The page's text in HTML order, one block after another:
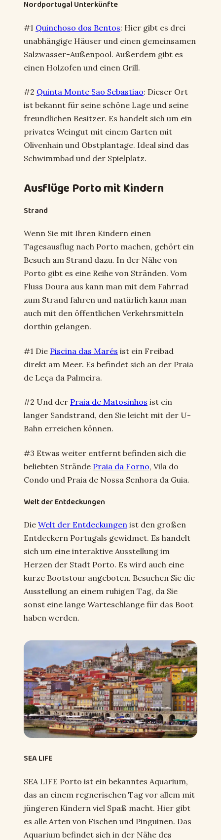
Nordportugal Unterkünfte
#1 Quinchoso dos Bentos: Hier gibt es drei
unabhängige Häuser und einen gemeinsamen
Salzwasser-Außenpool. Außerdem gibt es
einen Holzofen und einen Grill.
#2 Quinta Monte Sao Sebastiao: Dieser Ort
ist bekannt für seine schöne Lage und seine
freundlichen Besitzer. Es handelt sich um ein
privates Weingut mit einem Garten mit
Olivenhain und Obstplantage. Ideal sind das
Schwimmbad und der Spielplatz.
Ausflüge Porto mit Kindern
Strand
Wenn Sie mit Ihren Kindern einen
Tagesausflug nach Porto machen, gehört ein
Besuch am Strand dazu. In der Nähe von
Porto gibt es eine Reihe von Stränden. Vom
Fluss Doura aus kann man mit dem Fahrrad
zum Strand fahren und natürlich kann man
auch mit den öffentlichen Verkehrsmitteln
dorthin gelangen.
#1 Die Piscina das Marés ist ein Freibad
direkt am Meer. Es befindet sich an der Praia
de Leça da Palmeira.
#2 Und der Praia de Matosinhos ist ein
langer Sandstrand, den Sie leicht mit der U-
Bahn erreichen können.
#3 Etwas weiter entfernt befinden sich die
beliebten Strände Praia da Forno, Vila do
Condo und Praia de Nossa Senhora da Guia.
Welt der Entdeckungen
Die Welt der Entdeckungen ist den großen
Entdeckern Portugals gewidmet. Es handelt
sich um eine interaktive Ausstellung im
Herzen der Stadt Porto. Es wird auch eine
kurze Bootstour angeboten. Besuchen Sie die
Ausstellung an einem ruhigen Tag, da Sie
sonst eine lange Warteschlange für das Boot
haben werden.
SEA LIFE
SEA LIFE Porto ist ein bekanntes Aquarium,
das an einem regnerischen Tag vor allem mit
jüngeren Kindern viel Spaß macht. Hier gibt
es alle Arten von Fischen und Pinguinen. Das
Aquarium befindet sich in der Nähe des